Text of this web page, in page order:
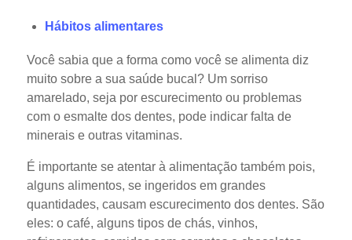
Hábitos alimentares
Você sabia que a forma como você se alimenta diz
muito sobre a sua saúde bucal? Um sorriso
amarelado, seja por escurecimento ou problemas
com o esmalte dos dentes, pode indicar falta de
minerais e outras vitaminas.
É importante se atentar à alimentação também pois,
alguns alimentos, se ingeridos em grandes
quantidades, causam escurecimento dos dentes. São
eles: o café, alguns tipos de chás, vinhos,